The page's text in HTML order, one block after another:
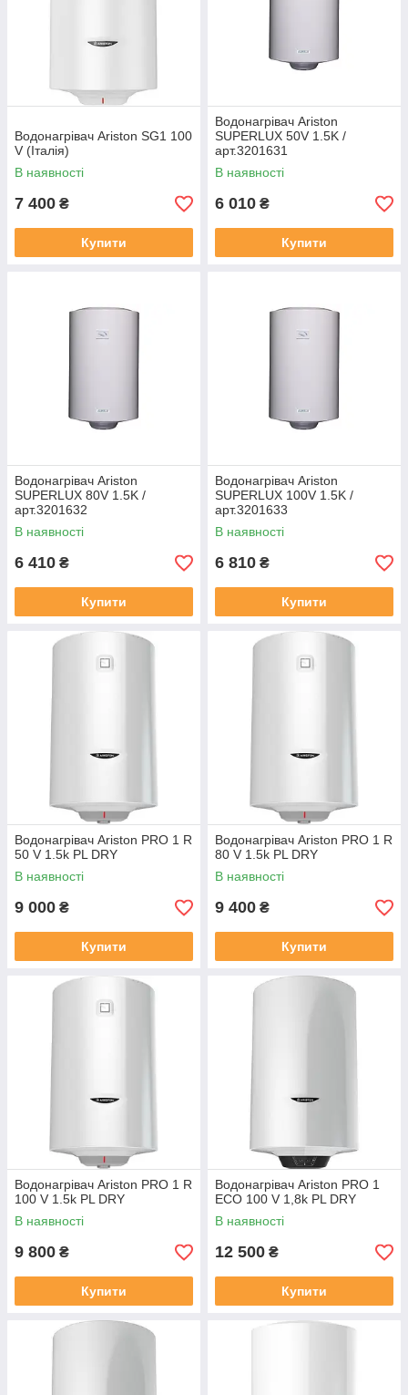
Водонагрівач Ariston SG1 100
V (Італія)
В наявності
7 400 ₴
Купити
Водонагрівач Ariston
SUPERLUX 50V 1.5K /
арт.3201631
В наявності
6 010 ₴
Купити
Водонагрівач Ariston
SUPERLUX 80V 1.5K /
арт.3201632
В наявності
6 410 ₴
Купити
Водонагрівач Ariston
SUPERLUX 100V 1.5K /
арт.3201633
В наявності
6 810 ₴
Купити
Водонагрівач Ariston PRO 1 R
50 V 1.5k PL DRY
В наявності
9 000 ₴
Купити
Водонагрівач Ariston PRO 1 R
80 V 1.5k PL DRY
В наявності
9 400 ₴
Купити
Водонагрівач Ariston PRO 1 R
100 V 1.5k PL DRY
В наявності
9 800 ₴
Купити
Водонагрівач Ariston PRO 1
ECO 100 V 1,8k PL DRY
В наявності
12 500 ₴
Купити